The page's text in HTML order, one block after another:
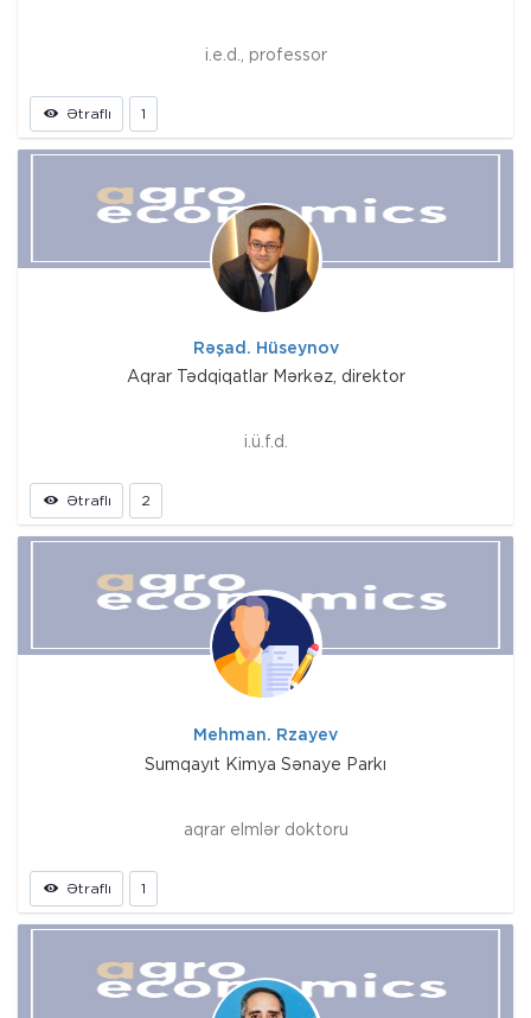
i.e.d., professor
Ətraflı 1
Rəşad. Hüseynov
Aqrar Tədqiqatlar Mərkəz, direktor
i.ü.f.d.
Ətraflı 2
Mehman. Rzayev
Sumqayıt Kimya Sənaye Parkı
aqrar elmlər doktoru
Ətraflı 1